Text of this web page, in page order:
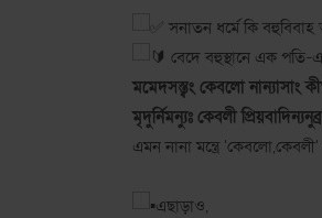
সনাতন ধর্মে কি
বেদে বহুস্থানে এক পতি-
মমেদসস্ত্বং কেবলো নান্যাসাং
মৃদুর্নিমন্যুঃ কেবলী
এমন নানা মন্ত্রে
এছাড়াও,